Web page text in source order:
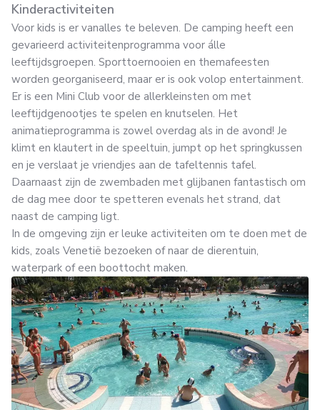
Kinderactiviteiten
Voor kids is er vanalles te beleven. De camping heeft een
gevarieerd activiteitenprogramma voor álle
leeftijdsgroepen. Sporttoernooien en themafeesten
worden georganiseerd, maar er is ook volop entertainment.
Er is een Mini Club voor de allerkleinsten om met
leeftijdgenootjes te spelen en knutselen. Het
animatieprogramma is zowel overdag als in de avond! Je
klimt en klautert in de speeltuin, jumpt op het springkussen
en je verslaat je vriendjes aan de tafeltennis tafel.
Daarnaast zijn de zwembaden met glijbanen fantastisch om
de dag mee door te spetteren evenals het strand, dat
naast de camping ligt.
In de omgeving zijn er leuke activiteiten om te doen met de
kids, zoals Venetië bezoeken of naar de dierentuin,
waterpark of een boottocht maken.